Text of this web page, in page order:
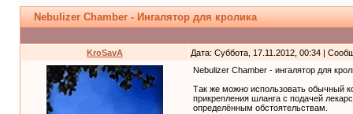
Nebulizer Chamber - Ингалятор для кролика
KroSavA Дата: Суббота, 17.11.2012, 00:34 |
Nebulizer Chamber - ингалятор для
Так же можно использовать обычный
прикрепления шланга с подачей
определённым обстоятельствам.